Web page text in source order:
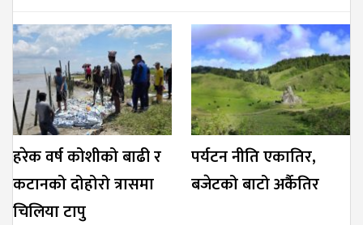
हरेक वर्ष कोशीको बाढी र
कटानको दोहोरो त्रासमा
चिलिया टापु
पर्यटन नीति एकातिर,
बजेटको बाटो अर्कैतिर